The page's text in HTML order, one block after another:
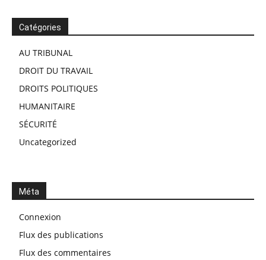
Catégories
AU TRIBUNAL
DROIT DU TRAVAIL
DROITS POLITIQUES
HUMANITAIRE
SÉCURITÉ
Uncategorized
Méta
Connexion
Flux des publications
Flux des commentaires